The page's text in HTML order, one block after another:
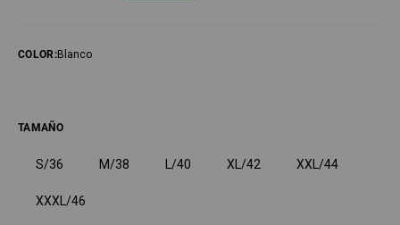
COLOR:Blanco
TAMAÑO
S/36 M/38 L/40 XL/42 XXL/44
XXXL/46